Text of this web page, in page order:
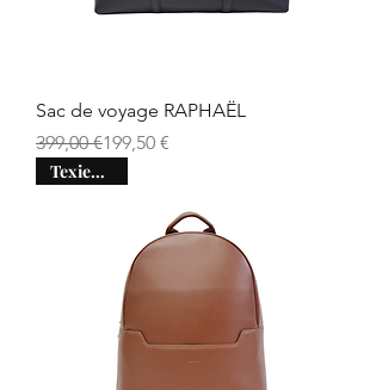
Sac de voyage RAPHAËL
Prix original
399,00 €
Prix promotionnel
199,50 €
Texier days